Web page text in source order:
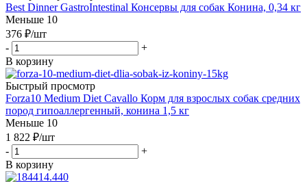
Best Dinner GastroIntestinal Консервы для собак Конина, 0,34 кг
Меньше 10
376 ₽/шт
-
+
В корзину
Быстрый просмотр
Forza10 Medium Diet Cavallo Корм для взрослых собак средних
пород гипоаллергенный, конина 1,5 кг
Меньше 10
1 822 ₽/шт
-
+
В корзину